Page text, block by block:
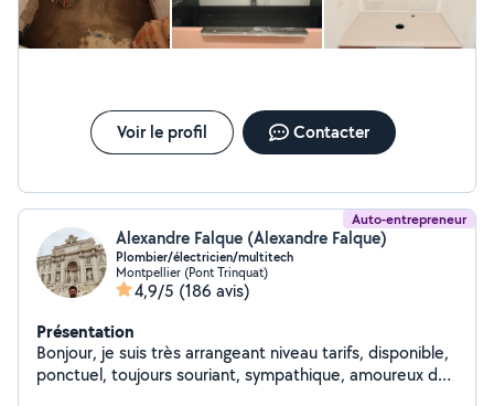
Voir le profil Contacter
Auto-entrepreneur
Alexandre Falque (Alexandre Falque)
Plombier/électricien/multitech
Montpellier (Pont Trinquat)
4,9/5 (186 avis)
Présentation
Bonjour, je suis très arrangeant niveau tarifs, disponible,
ponctuel, toujours souriant, sympathique, amoureux du